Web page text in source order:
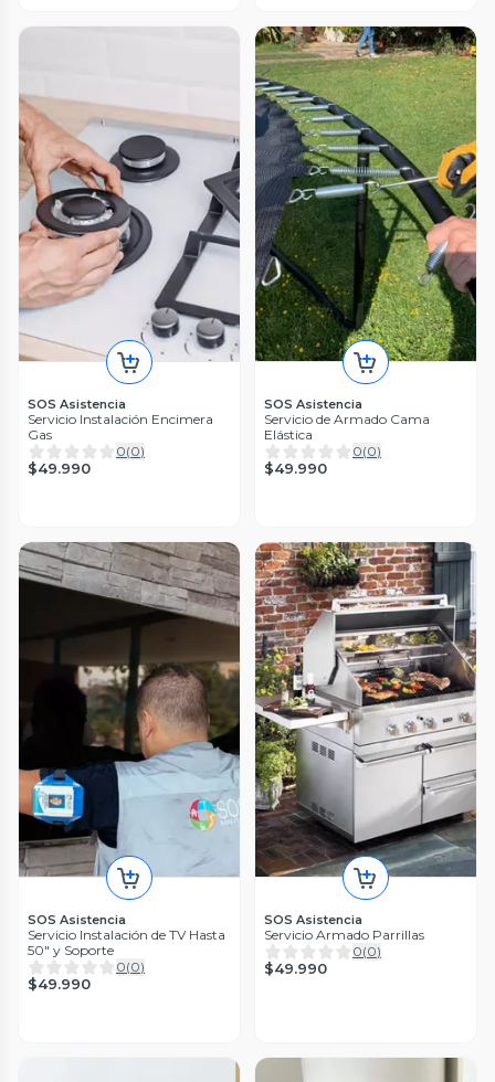
SOS Asistencia
Servicio Instalación Encimera
Gas
0(0)
$49.990
SOS Asistencia
Servicio de Armado Cama
Elástica
0(0)
$49.990
SOS Asistencia
Servicio Instalación de TV Hasta
50" y Soporte
0(0)
$49.990
SOS Asistencia
Servicio Armado Parrillas
0(0)
$49.990